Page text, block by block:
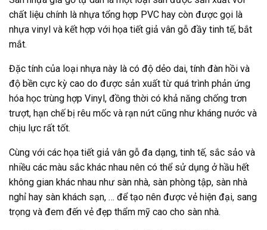
chất liệu chính là nhựa tổng hợp PVC hay còn được gọi là
nhựa vinyl và kết hợp với họa tiết giả vân gỗ đầy tinh tế, bắt
mắt.
Đặc tính của loại nhựa này là có độ dẻo dai, tính đàn hồi và
độ bền cực kỳ cao do được sản xuất từ quá trình phản ứng
hóa học trùng hợp Vinyl, đồng thời có khả năng chống trơn
trượt, hạn chế bị rêu mốc và rạn nứt cũng như kháng nước và
chịu lực rất tốt.
Cùng với các họa tiết giả vân gỗ đa dạng, tinh tế, sắc sảo và
nhiều các màu sắc khác nhau nên có thể sử dụng ở hầu hết
không gian khác nhau như sàn nhà, sàn phòng tập, sàn nhà
nghỉ hay sàn khách sạn, … để tạo nên được vẻ hiện đại, sang
trọng và đem đến vẻ đẹp thẩm mỹ cao cho sàn nhà.